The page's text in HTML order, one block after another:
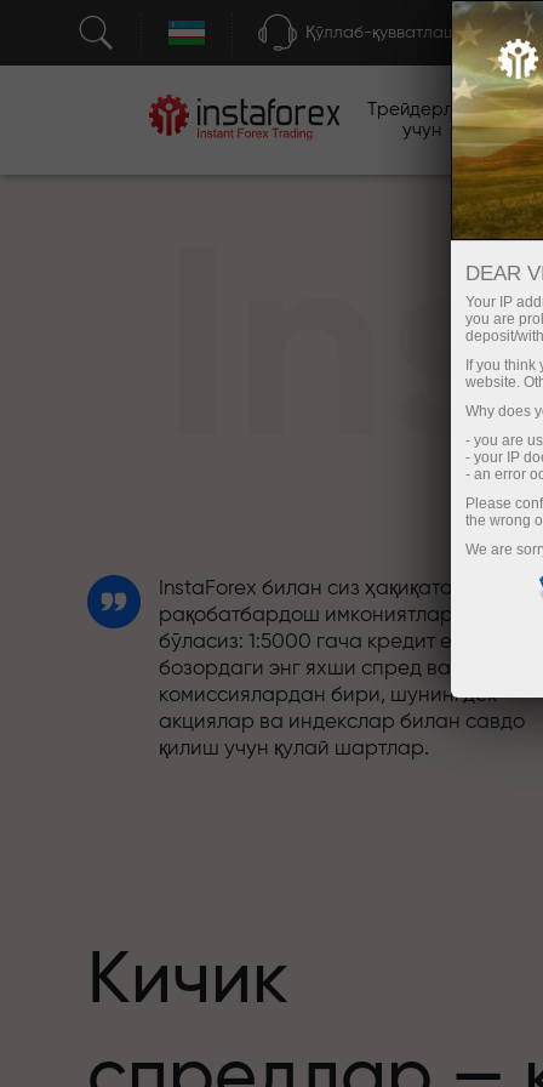
Қўллаб-қувватлаш
Трейдерлар
учун
InstaForex билан сиз ҳақиқатан
рақобатбардош имкониятларга эга
бўласиз: 1:5000 гача кредит елкаси,
бозордаги энг яхши спред ва
комиссиялардан бири, шунингдек
акциялар ва индекслар билан савдо
қилиш учун қулай шартлар.
Aleš Loprais савдо оламига интилиш ва
Кичик
DEAR
Your IP
you are
deposit/
If you
website.
Why does
- you are
- your IP
- an error
Please
the wrong
We are